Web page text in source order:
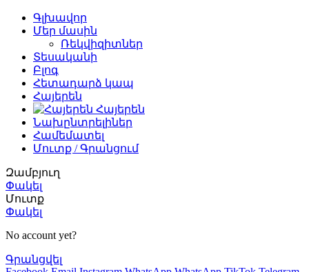
Գլխավոր
Մեր մասին
Ռեկվիզիտներ
Տեսականի
Բլոգ
Հետադարձ կապ
Հայերեն
Հայերեն
Նախընտրելիներ
Համեմատել
Մուտք / Գրանցում
Զամբյուղ
Փակել
Մուտք
Փակել
No account yet?
Գրանցվել